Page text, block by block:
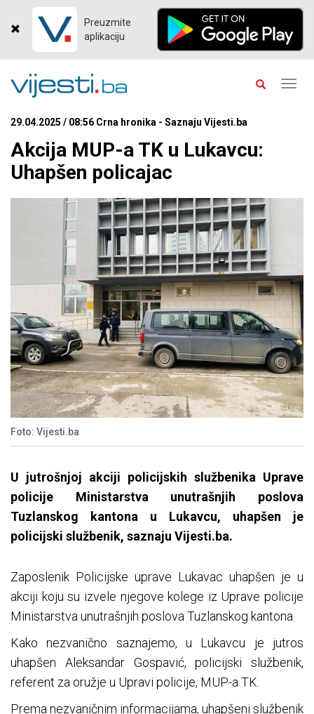
Preuzmite
aplikaciju
29.04.2025 / 08:56 Crna hronika - Saznaju Vijesti.ba
Akcija MUP-a TK u Lukavcu:
Uhapšen policajac
Foto: Vijesti.ba
U jutrošnjoj akciji policijskih službenika Uprave
policije Ministarstva unutrašnjih poslova
Tuzlanskog kantona u Lukavcu, uhapšen je
policijski službenik, saznaju Vijesti.ba.
Zaposlenik Policijske uprave Lukavac uhapšen je u
akciji koju su izvele njegove kolege iz Uprave policije
Ministarstva unutrašnjih poslova Tuzlanskog kantona.
Kako nezvanično saznajemo, u Lukavcu je jutros
uhapšen Aleksandar Gospavić, policijski službenik,
referent za oružje u Upravi policije, MUP-a TK.
Prema nezvaničnim informacijama, uhapšeni službenik